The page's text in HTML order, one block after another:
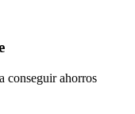
conseguir ahorros